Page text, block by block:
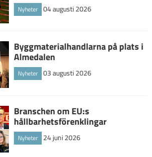
Nyheter 04 augusti 2026
Byggmaterialhandlarna på plats i
Almedalen
Nyheter 03 augusti 2026
Branschen om EU:s
hållbarhetsförenklingar
Nyheter 24 juni 2026